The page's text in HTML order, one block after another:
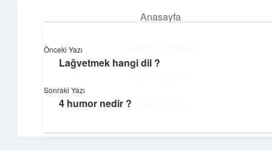
Anasayfa
Günlük Notlar
Günlük yaşama tat katan küçük bilgiler.
Önceki Yazı
Lağvetmek hangi dil ?
Sonraki Yazı
4 humor nedir ?